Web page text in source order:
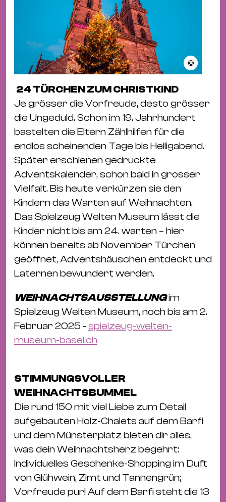
©
24 TÜRCHEN ZUM CHRISTKIND
Je grösser die Vorfreude, desto grösser
die Ungeduld. Schon im 19. Jahrhundert
bastelten die Eltern Zählhilfen für die
endlos scheinenden Tage bis Heiligabend.
Später erschienen gedruckte
Adventskalender, schon bald in grosser
Vielfalt. Bis heute verkürzen sie den
Kindern das Warten auf Weihnachten.
Das Spielzeug Welten Museum lässt die
Kinder nicht bis am 24. warten – hier
können bereits ab November Türchen
geöffnet, Adventshäuschen entdeckt und
Laternen bewundert werden.
WEIHNACHTSAUSSTELLUNGim
Spielzeug Welten Museum, noch bis am 2.
Februar 2025 - spielzeug-welten-
museum-basel.ch
STIMMUNGSVOLLER
WEIHNACHTSBUMMEL
Die rund 150 mit viel Liebe zum Detail
aufgebauten Holz-Chalets auf dem Barfi
und dem Münsterplatz bieten dir alles,
was dein Weihnachtsherz begehrt:
Individuelles Geschenke-Shopping im Duft
von Glühwein, Zimt und Tannengrün;
Vorfreude pur! Auf dem Barfi steht die 13